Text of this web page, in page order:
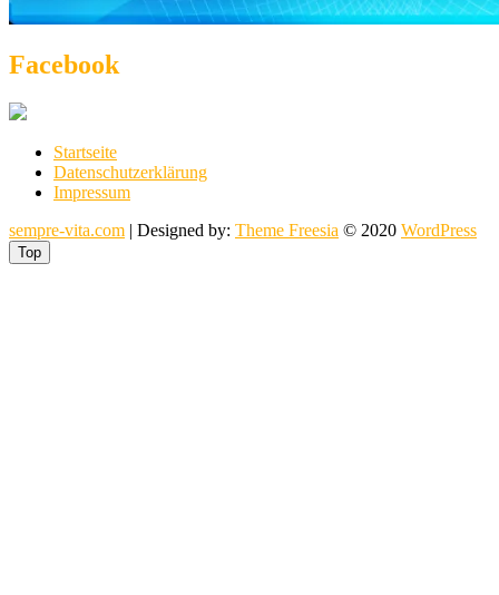
Facebook
Startseite
Datenschutzerklärung
Impressum
sempre-vita.com | Designed by: Theme Freesia © 2020 WordPress
Top